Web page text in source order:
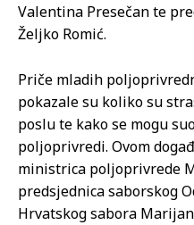
Valentina Presečan te
Željko Romić.
Priče mladih
pokazale su koliko su
poslu te kako se mogu
poljoprivredi. Ovom
ministrica poljoprivrede
predsjednica saborskog
Hrvatskog sabora